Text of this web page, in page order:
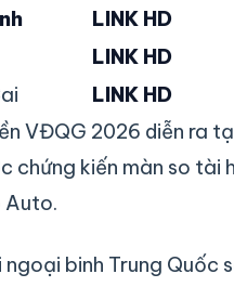
LINK HD
LINK HD
LINK HD
VĐQG 2026 diễn ra
chứng kiến màn so tài
Auto.
binh Trung Quốc